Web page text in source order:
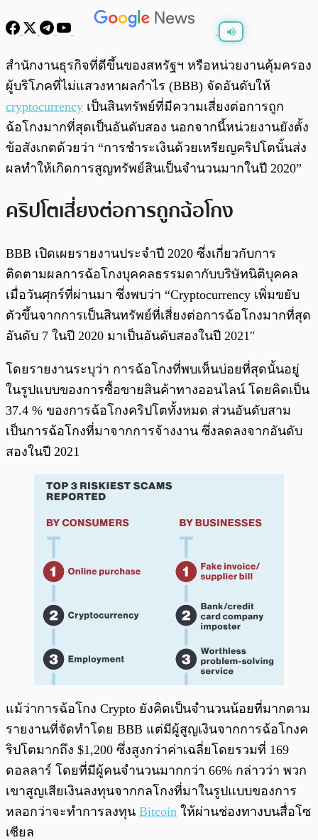
/0:00
สำนักงานธุรกิจที่ดีขึ้นของสหรัฐฯ หรือหน่วยงานคุ้มครอง
ผู้บริโภคที่ไม่แสวงหาผลกำไร (BBB) ​​จัดอันดับให้
cryptocurrency เป็นสินทรัพย์ที่มีความเสี่ยงต่อการถูก
ฉ้อโกงมากที่สุดเป็นอันดับสอง นอกจากนี้หน่วยงานยังตั้ง
ข้อสังเกตด้วยว่า “การชำระเงินด้วยเหรียญคริปโตนั้นส่ง
ผลทำให้เกิดการสูญทรัพย์สินเป็นจำนวนมากในปี 2020”
คริปโตเสี่ยงต่อการถูกฉ้อโกง
BBB ​​เปิดเผยรายงานประจำปี 2020 ซึ่งเกี่ยวกับการ
ติดตามผลการฉ้อโกงบุคคลธรรมดากับบริษัทนิติบุคคล
เมื่อวันศุกร์ที่ผ่านมา ซึ่งพบว่า “Cryptocurrency เพิ่มขยับ
ตัวขึ้นจากการเป็นสินทรัพย์ที่เสี่ยงต่อการฉ้อโกงมากที่สุด
อันดับ 7 ในปี 2020 มาเป็นอันดับสองในปี 2021″
โดยรายงานระบุว่า การฉ้อโกงที่พบเห็นบ่อยที่สุดนั้นอยู่
ในรูปแบบของการซื้อขายสินค้าทางออนไลน์ โดยคิดเป็น
37.4 % ของการฉ้อโกงคริปโตทั้งหมด ส่วนอันดับสาม
เป็นการฉ้อโกงที่มาจากการจ้างงาน ซึ่งลดลงจากอันดับ
สองในปี 2021
แม้ว่าการฉ้อโกง Crypto ยังคิดเป็นจำนวนน้อยที่มากตาม
รายงานที่จัดทำโดย BBB แต่มีผู้สูญเงินจากการฉ้อโกงค
ริปโตมากถึง $1,200 ซึ่งสูงกว่าค่าเฉลี่ยโดยรวมที่ 169
ดอลลาร์ โดยที่มีผู้คนจำนวนมากกว่า 66% กล่าวว่า พวก
เขาสูญเสียเงินลงทุนจากกลโกงที่มาในรูปแบบของการ
หลอกว่าจะทำการลงทุน Bitcoin ให้ผ่านช่องทางบนสื่อโซ
เซียล